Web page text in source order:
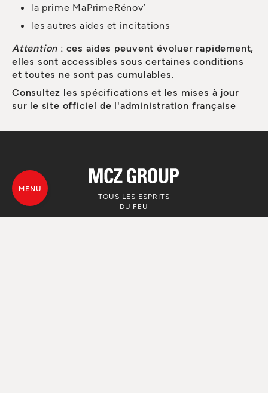
la prime MaPrimeRénov’
les autres aides et incitations
Attention : ces aides peuvent évoluer rapidement,
elles sont accessibles sous certaines conditions
et toutes ne sont pas cumulables.
Consultez les spécifications et les mises à jour
sur le site officiel de l'administration française
TOUS LES ESPRITS
DU FEU
MENU